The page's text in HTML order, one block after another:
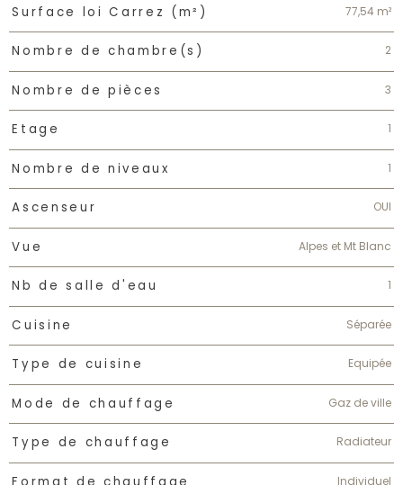
Surface loi Carrez (m²) 77,54 m²
Nombre de chambre(s) 2
Nombre de pièces 3
Etage 1
Nombre de niveaux 1
Ascenseur OUI
Vue Alpes et Mt Blanc
Nb de salle d'eau 1
Cuisine Séparée
Type de cuisine Equipée
Mode de chauffage Gaz de ville
Type de chauffage Radiateur
Individuel